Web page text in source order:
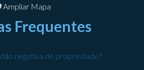
Ampliar Mapa
Frequentes
negativa de propriedade?